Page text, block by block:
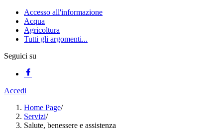
Accesso all'informazione
Acqua
Agricoltura
Tutti gli argomenti...
Seguici su
Accedi
Home Page/
Servizi/
Salute, benessere e assistenza